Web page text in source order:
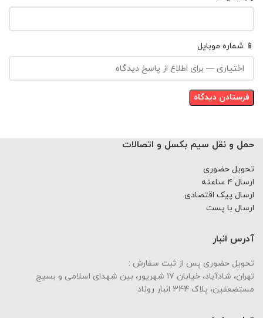
📱 شماره موبایل
حمل و نقل سیم بکسل و اتصالات
تحویل حضوری
ارسال ۴ ساعته
ارسال پیک اقتصادی
ارسال با پست
آدرس انبار
تحویل حضوری پس از ثبت سفارش :
تهران، شادآباد، خیابان ١٧ شهریور، بین شهدای اسلامی و بسیج
مستضعفین، پلاک 344 انبار روناد